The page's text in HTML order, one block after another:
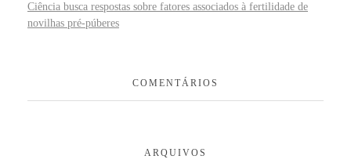
Ciência busca respostas sobre fatores associados à fertilidade de
novilhas pré-púberes
COMENTÁRIOS
ARQUIVOS